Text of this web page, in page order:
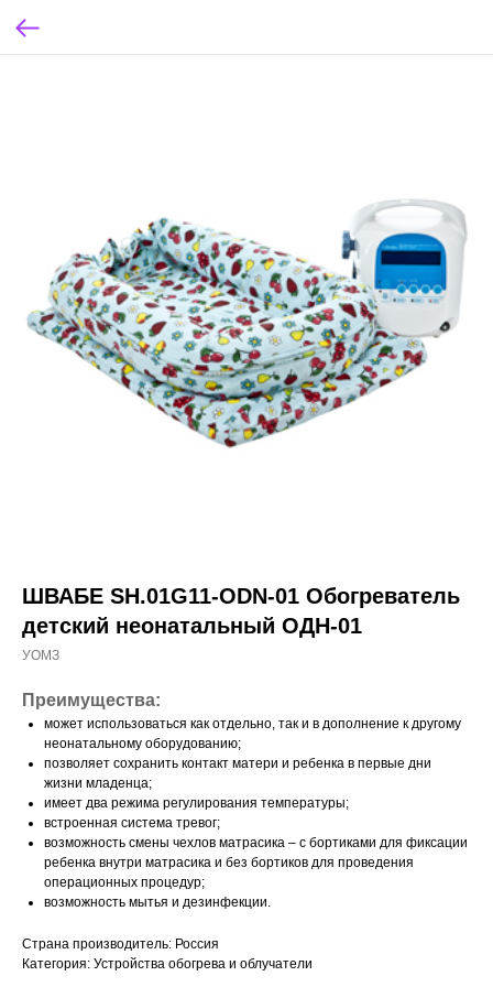
ШВАБЕ SH.01G11-ODN-01 Обогреватель
детский неонатальный ОДН-01
УОМЗ
Преимущества:
может использоваться как отдельно, так и в дополнение к другому
неонатальному оборудованию;
позволяет сохранить контакт матери и ребенка в первые дни
жизни младенца;
имеет два режима регулирования температуры;
встроенная система тревог;
возможность смены чехлов матрасика – с бортиками для фиксации
ребенка внутри матрасика и без бортиков для проведения
операционных процедур;
возможность мытья и дезинфекции.
Страна производитель: Россия
Категория: Устройства обогрева и облучатели